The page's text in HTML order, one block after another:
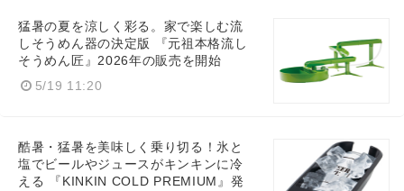
猛暑の夏を涼しく彩る。家で楽しむ流
しそうめん器の決定版 『元祖本格流し
そうめん匠』2026年の販売を開始
5/19 11:20
酷暑・猛暑を美味しく乗り切る！氷と
塩でビールやジュースがキンキンに冷
える 『KINKIN COLD PREMIUM』発